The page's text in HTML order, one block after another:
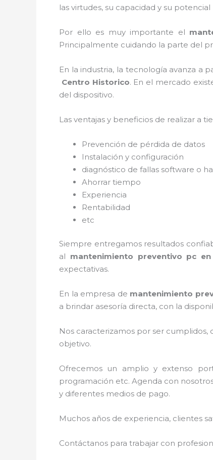
las virtudes, su capacidad y su
Por ello es muy importante el
Principalmente cuidando la parte del
En la industria, la tecnología avanza a
Centro Historico. En el mercado
del dispositivo.
Las ventajas y beneficios de realizar a
Prevención de pérdida de datos
Instalación y configuración
diagnóstico de fallas software o
Ahorrar tiempo
Experiencia
Rentabilidad
etc
Siempre entregamos resultados
al mantenimiento preventivo pc
expectativas.
En la empresa de mantenimiento
a brindar asesoría directa, con la
Nos caracterizamos por ser
objetivo.
Ofrecemos un amplio y extenso
programación etc. Agenda con
y diferentes medios de pago.
Muchos años de experiencia, clientes
Contáctanos para trabajar con